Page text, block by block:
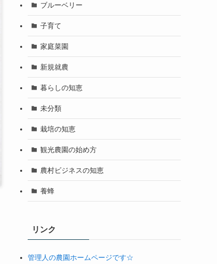
ブルーベリー
子育て
家庭菜園
新規就農
暮らしの知恵
未分類
栽培の知恵
観光農園の始め方
農村ビジネスの知恵
養蜂
リンク
管理人の農園ホームページです☆